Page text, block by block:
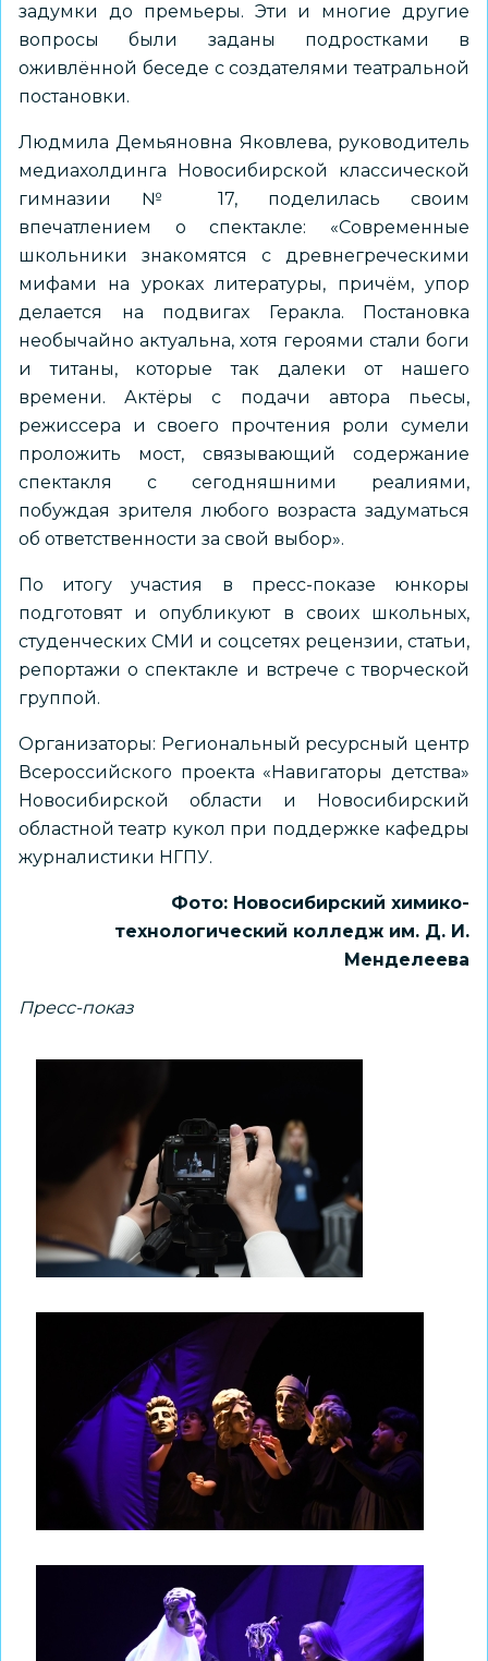
задумки до премьеры. Эти и многие другие
вопросы были заданы подростками в
оживлённой беседе с создателями театральной
постановки.
Людмила Демьяновна Яковлева, руководитель
медиахолдинга Новосибирской классической
гимназии № 17, поделилась своим
впечатлением о спектакле: «Современные
школьники знакомятся с древнегреческими
мифами на уроках литературы, причём, упор
делается на подвигах Геракла. Постановка
необычайно актуальна, хотя героями стали боги
и титаны, которые так далеки от нашего
времени. Актёры с подачи автора пьесы,
режиссера и своего прочтения роли сумели
проложить мост, связывающий содержание
спектакля с сегодняшними реалиями,
побуждая зрителя любого возраста задуматься
об ответственности за свой выбор».
По итогу участия в пресс-показе юнкоры
подготовят и опубликуют в своих школьных,
студенческих СМИ и соцсетях рецензии, статьи,
репортажи о спектакле и встрече с творческой
группой.
Организаторы: Региональный ресурсный центр
Всероссийского проекта «Навигаторы детства»
Новосибирской области и Новосибирский
областной театр кукол при поддержке кафедры
журналистики НГПУ.
Фото: Новосибирский химико-
технологический колледж им. Д. И.
Менделеева
Пресс-показ